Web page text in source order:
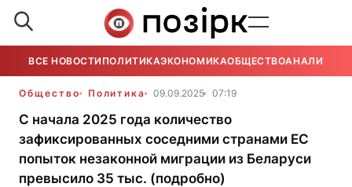
ВСЕ НОВОСТИ ПОЛИТИКАЭКОНОМИКАОБЩЕСТВОАНАЛИТИКА
Общество Политика 09.09.2025 07:19
С начала 2025 года количество
зафиксированных соседними странами ЕС
попыток незаконной миграции из Беларуси
превысило 35 тыс. (подробно)